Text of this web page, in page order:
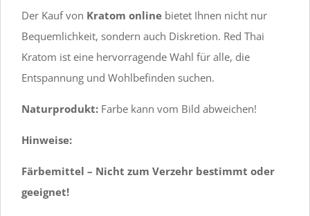
Der Kauf von Kratom online bietet Ihnen nicht nur
Bequemlichkeit, sondern auch Diskretion. Red Thai
Kratom ist eine hervorragende Wahl für alle, die
Entspannung und Wohlbefinden suchen.
Naturprodukt: Farbe kann vom Bild abweichen!
Hinweise:
Färbemittel – Nicht zum Verzehr bestimmt oder
geeignet!